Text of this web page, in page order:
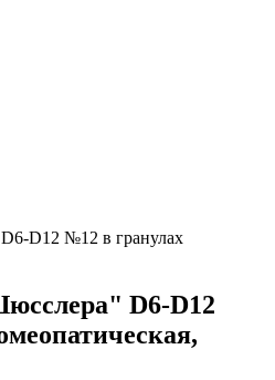
D12 №12 в гранулах
D6-D12